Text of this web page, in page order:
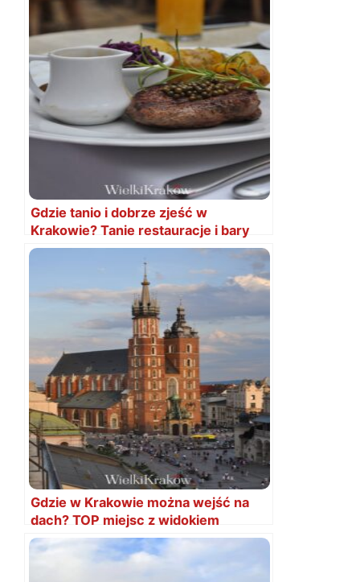
Gdzie tanio i dobrze zjeść w
Krakowie? Tanie restauracje i bary
Gdzie w Krakowie można wejść na
dach? TOP miejsc z widokiem